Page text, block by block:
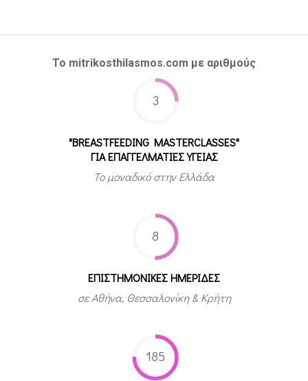
Το mitrikosthilasmos.com με αριθμούς
3
"BREASTFEEDING MASTERCLASSES"
ΓΙΑ ΕΠΑΓΓΕΛΜΑΤΙΕΣ ΥΓΕΙΑΣ
Το μοναδικό στην Ελλάδα
8
ΕΠΙΣΤΗΜΟΝΙΚΕΣ ΗΜΕΡΙΔΕΣ
σε Αθήνα, Θεσσαλονίκη & Κρήτη
185